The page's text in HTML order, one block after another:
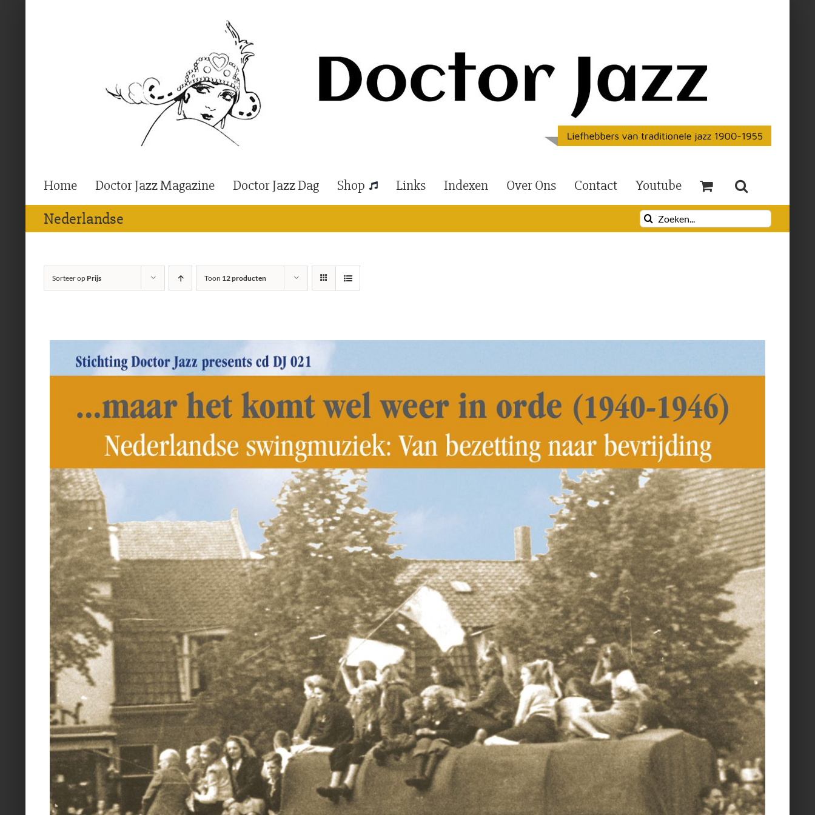
Home Doctor Jazz Magazine Doctor Jazz Dag Shop Links Indexen Over Ons Contact Youtube
Nederlandse
Zoeken
naar:
Sorteer op Prijs Toon 12 producten